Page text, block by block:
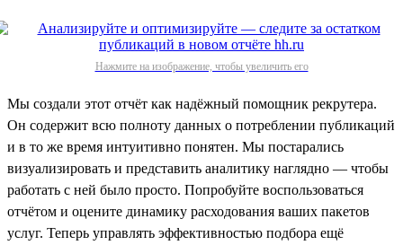
Нажмите на изображение, чтобы увеличить его
Мы создали этот отчёт как надёжный помощник рекрутера.
Он содержит всю полноту данных о потреблении публикаций
и в то же время интуитивно понятен. Мы постарались
визуализировать и представить аналитику наглядно — чтобы
работать с ней было просто. Попробуйте воспользоваться
отчётом и оцените динамику расходования ваших пакетов
услуг. Теперь управлять эффективностью подбора ещё